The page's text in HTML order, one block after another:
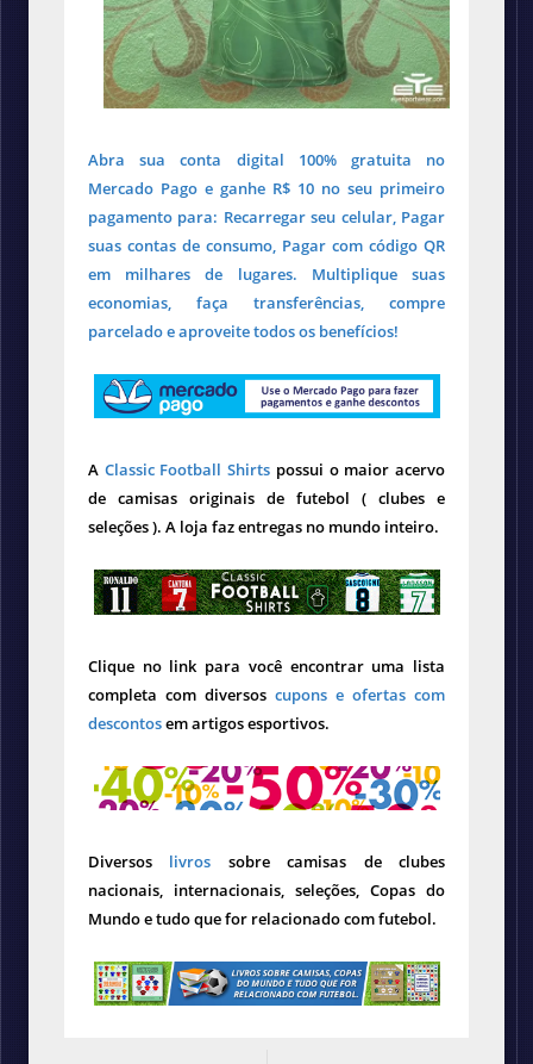
Abra sua conta digital 100% gratuita no
Mercado Pago e ganhe R$ 10 no seu primeiro
pagamento para: Recarregar seu celular, Pagar
suas contas de consumo, Pagar com código QR
em milhares de lugares. Multiplique suas
economias, faça transferências, compre
parcelado e aproveite todos os benefícios!
A Classic Football Shirts possui o maior acervo
de camisas originais de futebol ( clubes e
seleções ). A loja faz entregas no mundo inteiro.
Clique no link para você encontrar uma lista
completa com diversos cupons e ofertas com
descontosem artigos esportivos.
Diversos livros sobre camisas de clubes
nacionais, internacionais, seleções, Copas do
Mundo e tudo que for relacionado com futebol.